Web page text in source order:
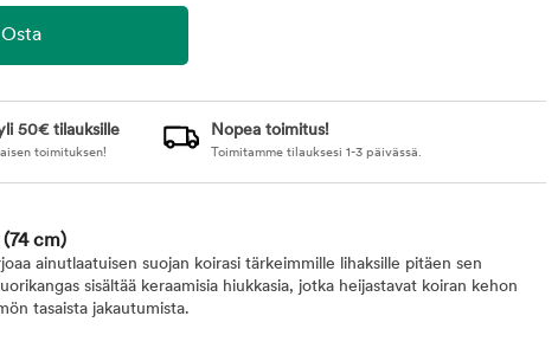
50€ tilauksille
toimituksen!
Nopea toimitus!
Toimitamme tilauksesi 1-3 päivässä.
(74 cm)
ainutlaatuisen suojan koirasi tärkeimmille lihaksille pitäen sen
sisältää keraamisia hiukkasia, jotka heijastavat koiran kehon
tasaista jakautumista.